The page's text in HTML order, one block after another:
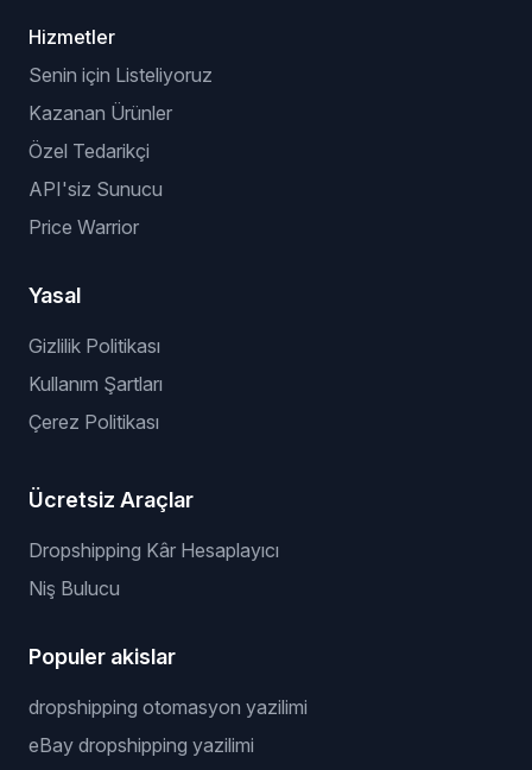
Hizmetler
Senin için Listeliyoruz
Kazanan Ürünler
Özel Tedarikçi
API'siz Sunucu
Price Warrior
Yasal
Gizlilik Politikası
Kullanım Şartları
Çerez Politikası
Ücretsiz Araçlar
Dropshipping Kâr Hesaplayıcı
Niş Bulucu
Populer akislar
dropshipping otomasyon yazilimi
eBay dropshipping yazilimi